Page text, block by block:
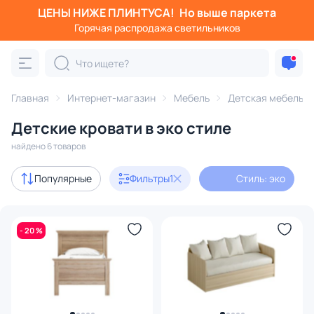
ЦЕНЫ НИЖЕ ПЛИНТУСА! Но выше паркета
Горячая распродажа светильников
Главная Интернет-магазин Мебель Детская мебель
Детские кровати в эко стиле
найдено 6 товаров
Популярные Фильтры1 Стиль: эко
- 20 %
Фильтры
Категория:
кровати матрасы кроватки
Акции 2
Доставка